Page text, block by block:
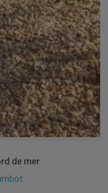
de mer